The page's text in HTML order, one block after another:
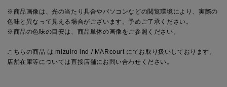
※商品画像は、光の当たり具合やパソコンなどの閲覧環境により、実際の
色味と異なって見える場合がございます。予めご了承ください。
※商品の色味の目安は、商品単体の画像をご参照ください。
こちらの商品 は mizuiro ind / MARcourt にてお取り扱いしております。
店舗在庫等については直接店舗にお問い合わせください。